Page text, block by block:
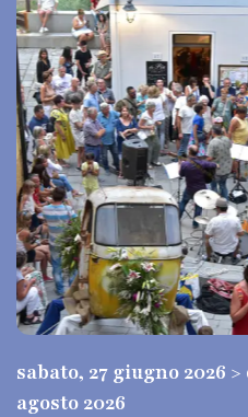
sabato, 27 giugno 2026
agosto 2026